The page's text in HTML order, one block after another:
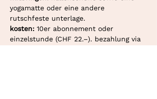
yogamatte oder eine andere
rutschfeste unterlage.
kosten: 10er abonnement oder
einzelstunde (CHF 22.–). bezahlung via